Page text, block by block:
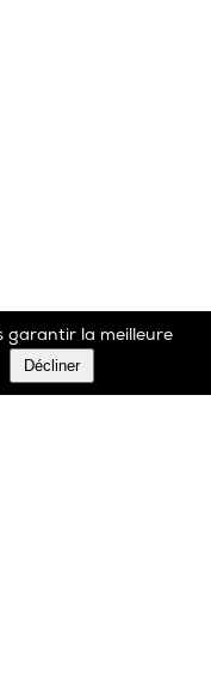
garantir la meilleure
Décliner